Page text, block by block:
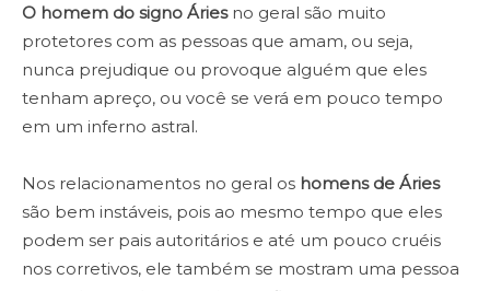
O homem do signo Áriesno geral são muito
protetores com as pessoas que amam, ou seja,
nunca prejudique ou provoque alguém que eles
tenham apreço, ou você se verá em pouco tempo
em um inferno astral.
Nos relacionamentos no geral os homens de Áries
são bem instáveis, pois ao mesmo tempo que eles
podem ser pais autoritários e até um pouco cruéis
nos corretivos, ele também se mostram uma pessoa